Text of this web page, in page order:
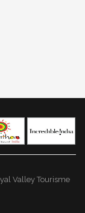
Valley Tourisme